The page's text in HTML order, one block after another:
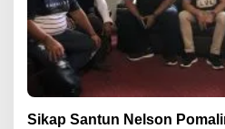
Sikap Santun Nelson